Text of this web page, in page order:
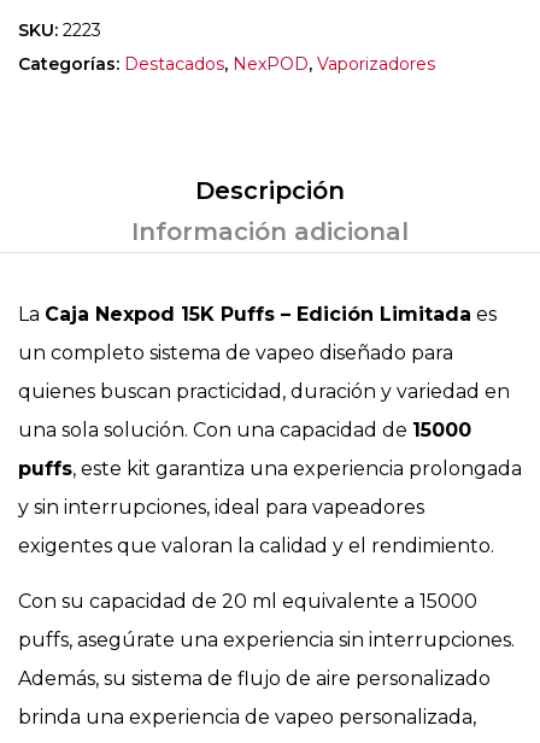
SKU: 2223
Categorías: Destacados, NexPOD, Vaporizadores
Descripción
Información adicional
La Caja Nexpod 15K Puffs – Edición Limitada es
un completo sistema de vapeo diseñado para
quienes buscan practicidad, duración y variedad en
una sola solución. Con una capacidad de 15000
puffs, este kit garantiza una experiencia prolongada
y sin interrupciones, ideal para vapeadores
exigentes que valoran la calidad y el rendimiento.
Con su capacidad de 20 ml equivalente a 15000
puffs, asegúrate una experiencia sin interrupciones.
Además, su sistema de flujo de aire personalizado
brinda una experiencia de vapeo personalizada,